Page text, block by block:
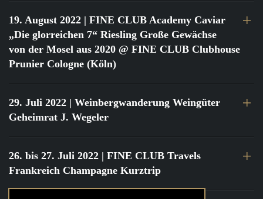
19. August 2022 | FINE CLUB Academy Caviar
„Die glorreichen 7“ Riesling Große Gewächse
von der Mosel aus 2020 @ FINE CLUB Clubhouse
Prunier Cologne (Köln)
29. Juli 2022 | Weinbergwanderung Weingüter
Geheimrat J. Wegeler
26. bis 27. Juli 2022 | FINE CLUB Travels
Frankreich Champagne Kurztrip